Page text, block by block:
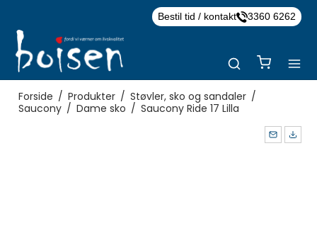
Bestil tid / kontakt 3360 6262
Forside / Produkter / Støvler, sko og sandaler /
Saucony / Dame sko / Saucony Ride 17 Lilla